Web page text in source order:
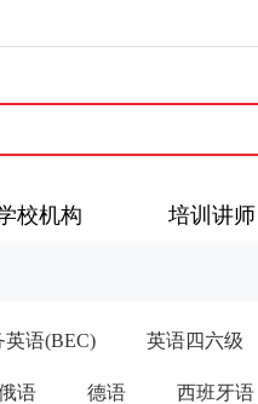
校机构 培训讲师
英语(BEC) 英语四六级
语 德语 西班牙语